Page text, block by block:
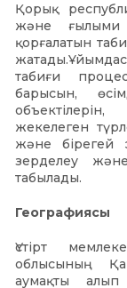
Қорық
және ғылыми
қорғалатын
табиғи
барысын,
жекелеген
және бірегей
зерделеу
табылады.
Географиясы
Үстірт
облысының
аумақты